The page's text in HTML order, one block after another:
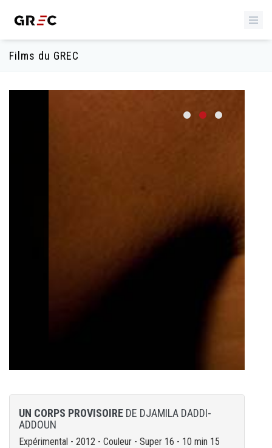
Films du GREC
UN CORPS PROVISOIRE DE DJAMILA DADDI-
ADDOUN
Expérimental - 2012 - Couleur - Super 16 - 10 min 15